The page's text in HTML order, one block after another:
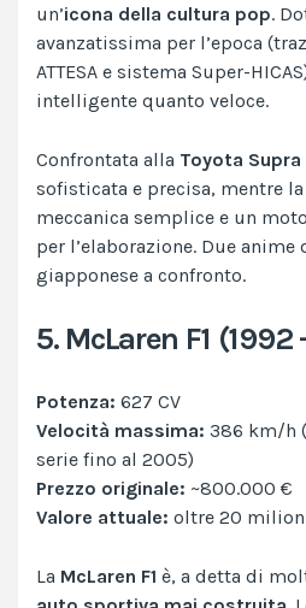
un’icona della cultura pop.
avanzatissima per l’epoca
ATTESA e sistema Super-
intelligente quanto veloce.
Confrontata alla Toyota Supra
sofisticata e precisa, mentre
meccanica semplice e un
per l’elaborazione. Due
giapponese a confronto.
5. McLaren F1 (1992
Potenza: 627 CV
Velocità massima: 386 km/h
serie fino al 2005)
Prezzo originale: ~800.000 €
Valore attuale: oltre 20
La McLaren F1 è, a detta di